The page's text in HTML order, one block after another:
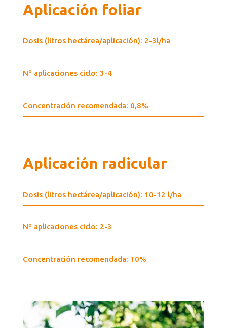
Aplicación foliar
Dosis (litros hectárea/aplicación): 2-3l/ha
Nº aplicaciones ciclo: 3-4
Concentración recomendada: 0,8%
Aplicación radicular
Dosis (litros hectárea/aplicación): 10-12 l/ha
Nº aplicaciones ciclo: 2-3
Concentración recomendada: 10%